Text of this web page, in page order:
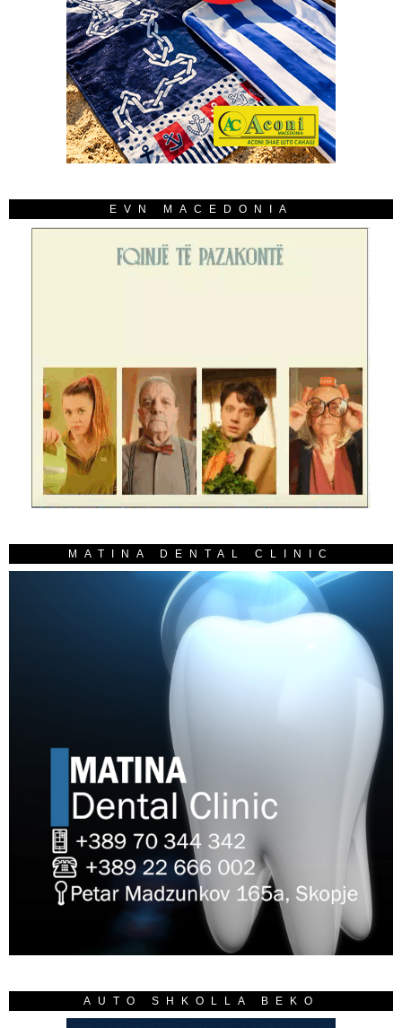
EVN MACEDONIA
MATINA DENTAL CLINIC
AUTO SHKOLLA BEKO